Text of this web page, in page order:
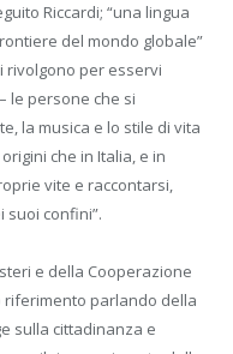
Riccardi; “una lingua
del mondo globale”
rivolgono per esservi
le persone che si
la musica e lo stile di vita
che in Italia, e in
vite e raccontarsi,
suoi confini”.
e della Cooperazione
parlando della
sulla cittadinanza e